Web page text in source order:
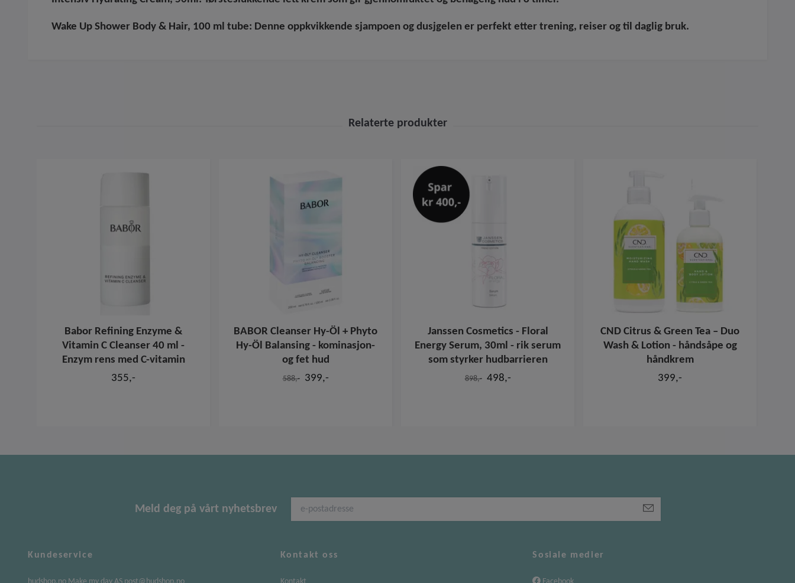
Wake Up Shower Body & Hair, 100 ml tube: Denne oppkvikkende sjampoen og dusjgelen er perfekt etter trening, reiser og til daglig bruk.
Babor Refining Enzyme &
Vitamin C Cleanser 40 ml -
Enzym rens med C-vitamin
355,-
BABOR Cleanser Hy-Öl + Phyto
Hy-Öl Balansing - kominasjon-
og fet hud
588,- 399,-
Janssen Cosmetics - Floral
Energy Serum, 30ml - rik serum
som styrker hudbarrieren
898,- 498,-
CND Citrus & Green Tea – Duo
Wash & Lotion - håndsåpe og
håndkrem
399,-
Meld deg på vårt nyhetsbrev
Kundeservice Kontakt oss Sosiale medier